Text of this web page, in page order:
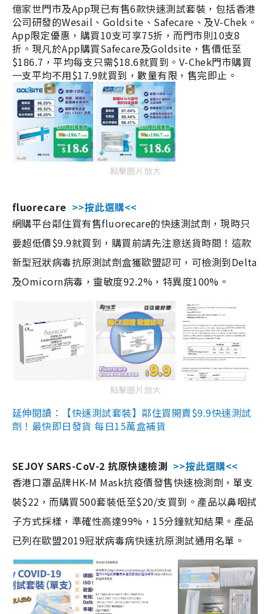
億家世門市及App現已有售6款快速測試套裝，包括香港
公司研發的Wesail、Goldsite、Safecare、及V-Chek。
App限定優惠，購買10支可享75折，而門市則10支8
折。現凡於App購買Safecare及Goldsite，售價低至
$186.7，平均每支只需$18.6就買到。V-Chek門市購買
一支平均不用$17.9就買到，數量有限，售完即止。
點擊圖片放大
fluorecare >>按此選購<<
網購平台鄰住買有售fluorecare的快速測試劑，現時只
要超低價$9.9就買到，購買前請先注意送貨時間！這款
新型冠狀病毒抗原測試劑盒獲歐盟認可，可檢測到Delta
及Omicorn病毒，靈敏度92.2%，特異度100%。
點擊圖片放大
延伸閱讀：【快速測試套裝】鄰住買開賣$9.9快速測試
劑！最快即日發貨 每日15萬盒補貨
SEJOY SARS-CoV-2 抗原快速檢測 >>按此選購<<
香港口罩品牌HK-M Mask抗疫價發售快速檢測劑，單支
裝$22，而購買500套裝低至$20/支買到。產品以鼻咽拭
子方式採樣，準確性高達99%，15分鐘就知結果。產品
已列在歐盟2019冠狀病毒病快速抗原測試通用名單。